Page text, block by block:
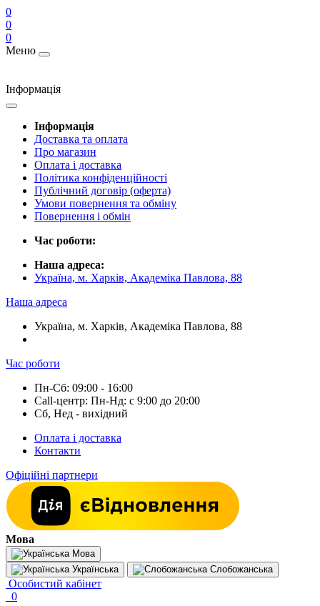
0
0
0
Меню
Інформація
Інформація
Доставка та оплата
Про магазин
Оплата і доставка
Політика конфіденційності
Публічний договір (оферта)
Умови повернення та обміну
Повернення і обмін
Час роботи:
Наша адреса:
Україна, м. Харків, Академіка Павлова, 88
Наша адреса
Україна, м. Харків, Академіка Павлова, 88
Час роботи
Пн-Сб: 09:00 - 16:00
Call-центр: Пн-Нд: с 9:00 до 20:00
Сб, Нед - вихідний
Оплата і доставка
Контакти
Офіційні партнери
Мова
Мова
Українська
Слобожанська
Особистий кабінет
0